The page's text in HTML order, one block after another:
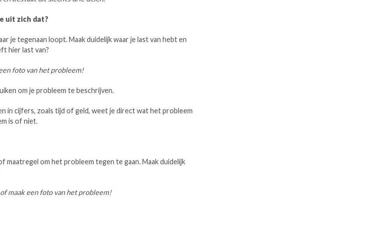
uit zich dat?
je tegenaan loopt. Maak duidelijk waar je last van hebt en
hier last van?
foto van het probleem!
om je probleem te beschrijven.
in cijfers, zoals tijd of geld, weet je direct wat het probleem
is of niet.
maatregel om het probleem tegen te gaan. Maak duidelijk
maak een foto van het probleem!